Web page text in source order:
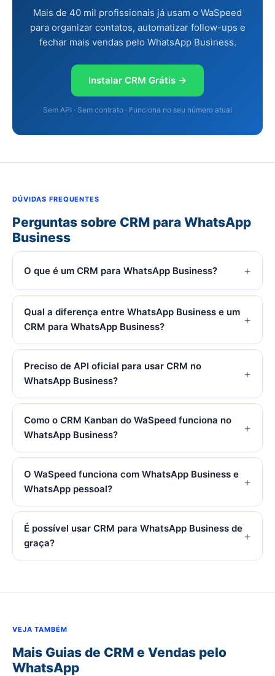
Mais de 40 mil profissionais já usam o WaSpeed
para organizar contatos, automatizar follow-ups e
fechar mais vendas pelo WhatsApp Business.
Instalar CRM Grátis →
Sem API · Sem contrato · Funciona no seu número atual
DÚVIDAS FREQUENTES
Perguntas sobre CRM para WhatsApp
Business
O que é um CRM para WhatsApp Business?
Qual a diferença entre WhatsApp Business e um
CRM para WhatsApp Business?
Preciso de API oficial para usar CRM no
WhatsApp Business?
Como o CRM Kanban do WaSpeed funciona no
WhatsApp Business?
O WaSpeed funciona com WhatsApp Business e
WhatsApp pessoal?
É possível usar CRM para WhatsApp Business de
graça?
VEJA TAMBÉM
Mais Guias de CRM e Vendas pelo
WhatsApp